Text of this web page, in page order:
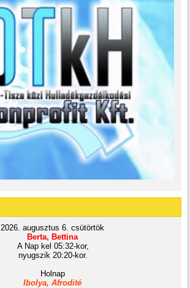
2026. augusztus 6. csütörtök
Berta, Bettina
A Nap kel 05:32-kor,
nyugszik 20:20-kor.
Holnap
Ibolya, Afrodité